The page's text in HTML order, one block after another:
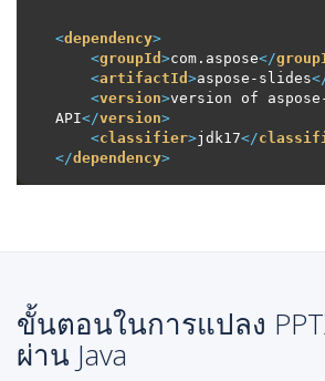
<dependency>
<groupId >com.aspose</
<artifactId >aspose-slides
<version>version of
API</version>
<classifier>jdk17</
</dependency>
ขั้นตอนในการแปลง
ผ่าน Java